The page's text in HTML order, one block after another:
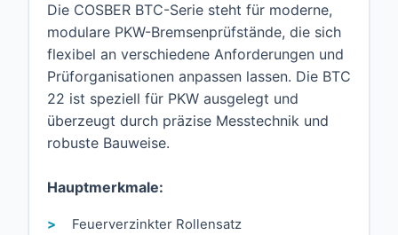
Die COSBER BTC-Serie steht für moderne,
modulare PKW-Bremsenprüfstände, die sich
flexibel an verschiedene Anforderungen und
Prüforganisationen anpassen lassen. Die BTC
22 ist speziell für PKW ausgelegt und
überzeugt durch präzise Messtechnik und
robuste Bauweise.
Hauptmerkmale:
Feuerverzinkter Rollensatz